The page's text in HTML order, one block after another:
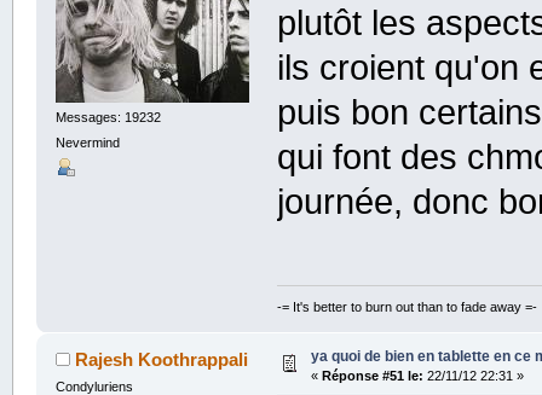
Messages: 19232
Nevermind
plutôt les
ils croient qu'on
puis bon
qui font des
journée, donc
-= It's better to burn out than to fade away =-
Rajesh Koothrappali
Condyluriens
ya quoi de bien en tablette en ce
« Réponse #51 le: 22/11/12 22:31 »